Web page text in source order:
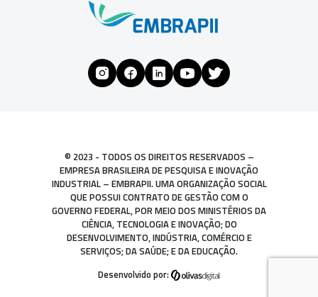
© 2023 - TODOS OS DIREITOS RESERVADOS –
EMPRESA BRASILEIRA DE PESQUISA E INOVAÇÃO
INDUSTRIAL – EMBRAPII. UMA ORGANIZAÇÃO SOCIAL
QUE POSSUI CONTRATO DE GESTÃO COM O
GOVERNO FEDERAL, POR MEIO DOS MINISTÉRIOS DA
CIÊNCIA, TECNOLOGIA E INOVAÇÃO; DO
DESENVOLVIMENTO, INDÚSTRIA, COMÉRCIO E
SERVIÇOS; DA SAÚDE; E DA EDUCAÇÃO.
Desenvolvido por: